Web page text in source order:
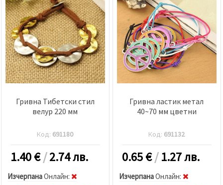
Гривна Тибетски стил
велур 220 мм
Код: 691180
1.40€/2.74 лв.
ИзчерпанаOнлайн:
Гривна ластик метал
40~70 мм цветни
Код: 691132
0.65€/1.27 лв.
ИзчерпанаOнлайн: